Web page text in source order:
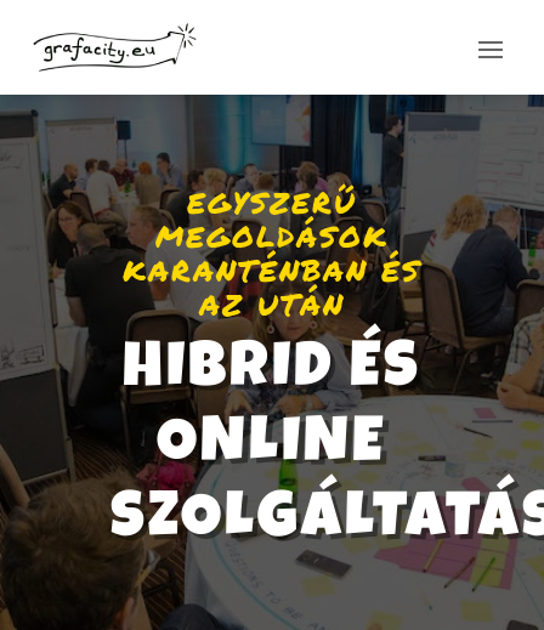
EGYSZERŰ
MEGOLDÁSOK
KARANTÉNBAN ÉS
AZ UTÁN
HIBRID ÉS
ONLINE